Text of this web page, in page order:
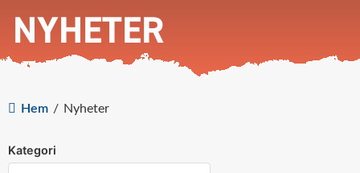
NYHETER
Hem / Nyheter
Kategori